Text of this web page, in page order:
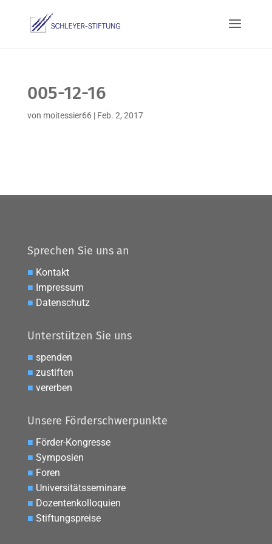
005-12-16
von moitessier66| Feb. 2, 2017
Sprechen Sie uns an
■ Kontakt
■ Impressum
■ Datenschutz
Unterstützen Sie uns
■ spenden
■ zustiften
■ vererben
Unsere Förderschwerpunkte
■ Förder-Kongresse
■ Symposien
■ Foren
■ Universitätsseminare
■ Dozentenkolloquien
■ Stiftungspreise